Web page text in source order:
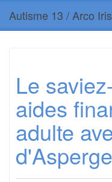
Autisme 13 / Arco Iris
Le
aides
adulte